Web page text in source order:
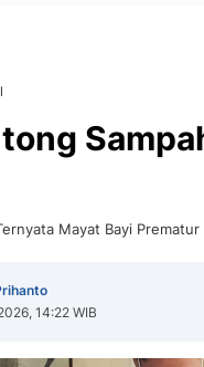
Mayat Bayi
14:22 WIB